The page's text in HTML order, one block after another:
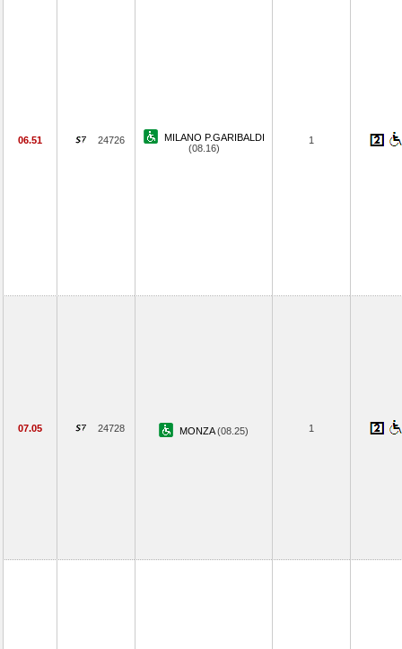
06.51 24726
MILANO P.GARIBALDI
(08.16)
1
07.05 24728 MONZA(08.25) 1